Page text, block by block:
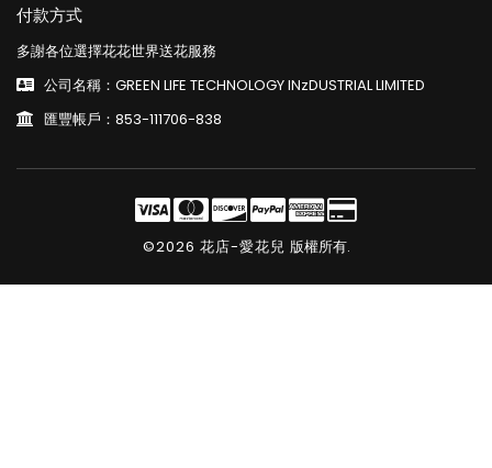
付款方式
多謝各位選擇花花世界送花服務
公司名稱：GREEN LIFE TECHNOLOGY INzDUSTRIAL LIMITED
匯豐帳戶：853-111706-838
©2026 花店-愛花兒 版權所有.